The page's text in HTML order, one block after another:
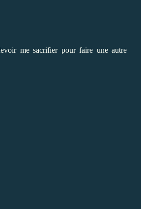
me sacrifier pour faire une autre